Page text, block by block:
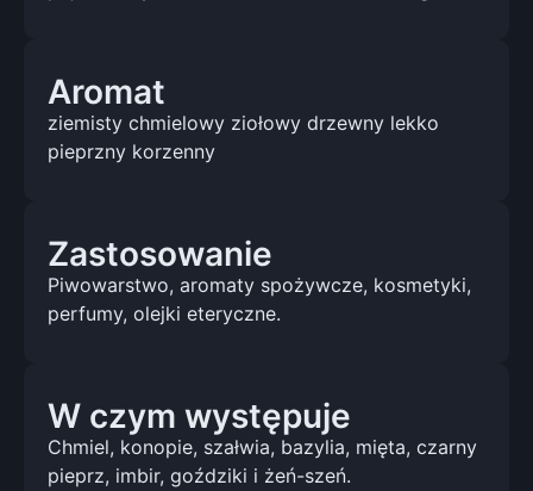
Aromat
ziemisty chmielowy ziołowy drzewny lekko
pieprzny korzenny
Zastosowanie
Piwowarstwo, aromaty spożywcze, kosmetyki,
perfumy, olejki eteryczne.
W czym występuje
Chmiel, konopie, szałwia, bazylia, mięta, czarny
pieprz, imbir, goździki i żeń-szeń.